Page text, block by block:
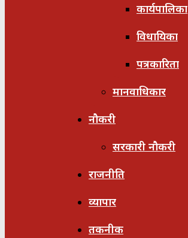
कार्यपालिका
विधायिका
पत्रकारिता
मानवाधिकार
नौकरी
सरकारी नौकरी
राजनीति
व्यापार
तकनीक